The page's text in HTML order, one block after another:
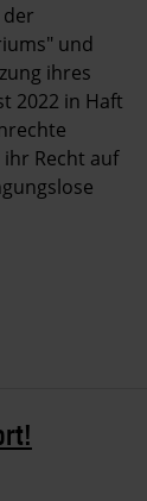
und
ihres
2022 in Haft
Recht auf